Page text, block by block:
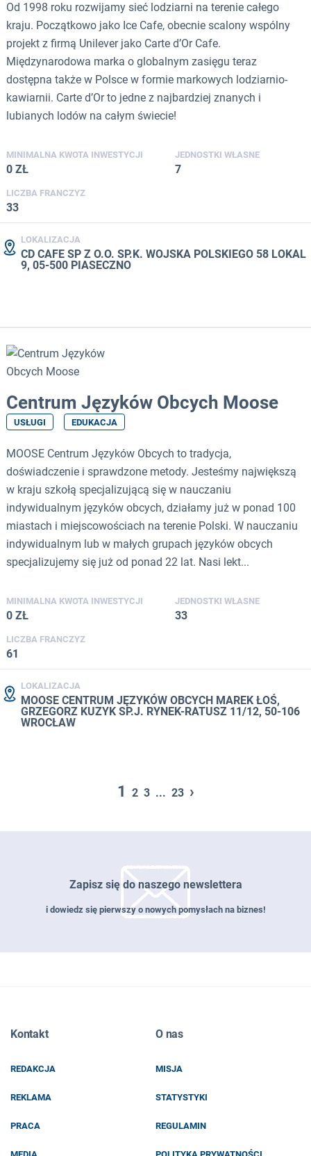
Od 1998 roku rozwijamy sieć lodziarni na terenie całego
kraju. Początkowo jako Ice Cafe, obecnie scalony wspólny
projekt z firmą Unilever jako Carte d’Or Cafe.
Międzynarodowa marka o globalnym zasięgu teraz
dostępna także w Polsce w formie markowych lodziarnio-
kawiarnii. Carte d’Or to jedne z najbardziej znanych i
lubianych lodów na całym świecie!
MINIMALNA KWOTA INWESTYCJI
0 ZŁ
JEDNOSTKI WŁASNE
7
LICZBA FRANCZYZ
33
LOKALIZACJA
CD CAFE SP Z O.O. SP.K. WOJSKA POLSKIEGO 58 LOKAL
9, 05-500 PIASECZNO
Centrum Języków Obcych Moose
USŁUGI EDUKACJA
MOOSE Centrum Języków Obcych to tradycja,
doświadczenie i sprawdzone metody. Jesteśmy największą
w kraju szkołą specjalizującą się w nauczaniu
indywidualnym języków obcych, działamy już w ponad 100
miastach i miejscowościach na terenie Polski. W nauczaniu
indywidualnym lub w małych grupach języków obcych
specjalizujemy się już od ponad 22 lat. Nasi lekt...
MINIMALNA KWOTA INWESTYCJI
0 ZŁ
JEDNOSTKI WŁASNE
33
LICZBA FRANCZYZ
61
LOKALIZACJA
MOOSE CENTRUM JĘZYKÓW OBCYCH MAREK ŁOŚ,
GRZEGORZ KUZYK SP.J. RYNEK-RATUSZ 11/12, 50-106
WROCŁAW
1 2 3 ... 23 ›
Zapisz się do naszego newslettera
i dowiedz się pierwszy o nowych pomysłach na biznes!
EMAIL
Kontakt
REDAKCJA
REKLAMA
PRACA
O nas
MISJA
STATYSTYKI
REGULAMIN